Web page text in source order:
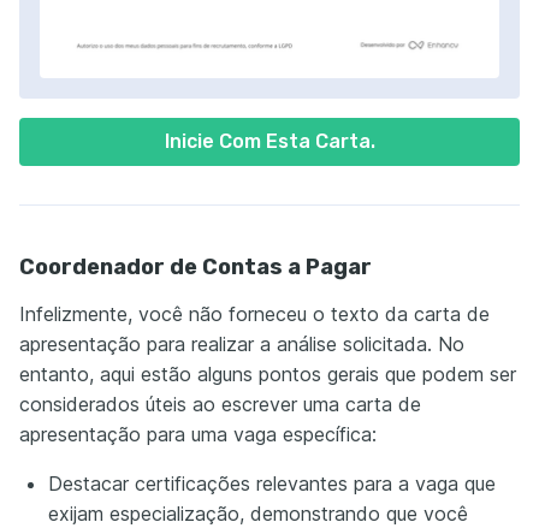
Inicie Com Esta Carta.
Coordenador de Contas a Pagar
Infelizmente, você não forneceu o texto da carta de
apresentação para realizar a análise solicitada. No
entanto, aqui estão alguns pontos gerais que podem ser
considerados úteis ao escrever uma carta de
apresentação para uma vaga específica:
Destacar certificações relevantes para a vaga que
exijam especialização, demonstrando que você